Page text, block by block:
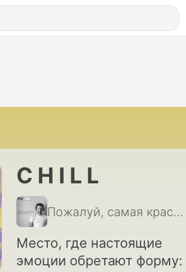
C H I L L
Пожалуй, самая красивая музыка на свете!
Место, где настоящие
эмоции обретают форму: